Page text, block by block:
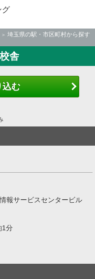
グ
埼玉県の駅・市区町村から探す
舎
込む
報サービスセンタービル
1分